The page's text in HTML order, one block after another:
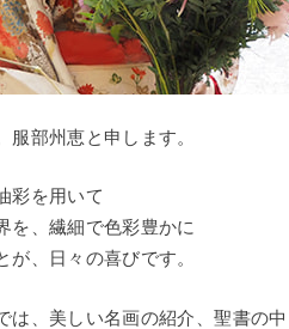
服部州恵と申します。
彩を用いて
を、繊細で色彩豊かに
が、日々の喜びです。
は、美しい名画の紹介、聖書の中